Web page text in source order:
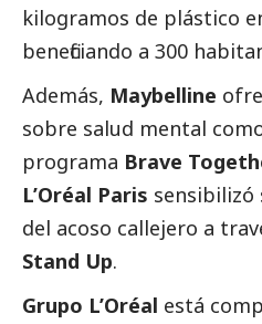
kilogramos de plástico
beneficiando a 300
Además, Maybelline
sobre salud mental
programa Brave
L’Oréal Paris sensibilizó
del acoso callejero a
Stand Up.
Grupo L’Oréal está